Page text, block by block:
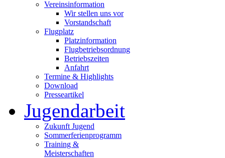
Vereinsinformation
Wir stellen uns vor
Vorstandschaft
Flugplatz
Platzinformation
Flugbetriebsordnung
Betriebszeiten
Anfahrt
Termine & Highlights
Download
Presseartikel
Jugendarbeit
Zukunft Jugend
Sommerferienprogramm
Training &
Meisterschaften